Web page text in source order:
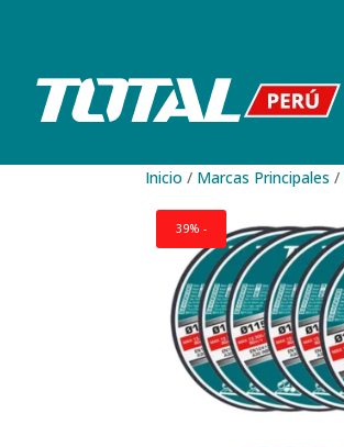
Inicio / Marcas Principales /
39% -